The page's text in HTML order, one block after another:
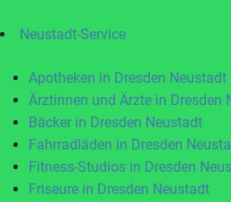
Neustadt-Service
Apotheken in Dresden Neustadt
Ärztinnen und Ärzte in Dresden
Bäcker in Dresden Neustadt
Fahrradläden in Dresden
Fitness-Studios in Dresden
Friseure in Dresden Neustadt